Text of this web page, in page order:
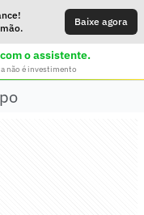
Baixe agora
o assistente.
não é investimento